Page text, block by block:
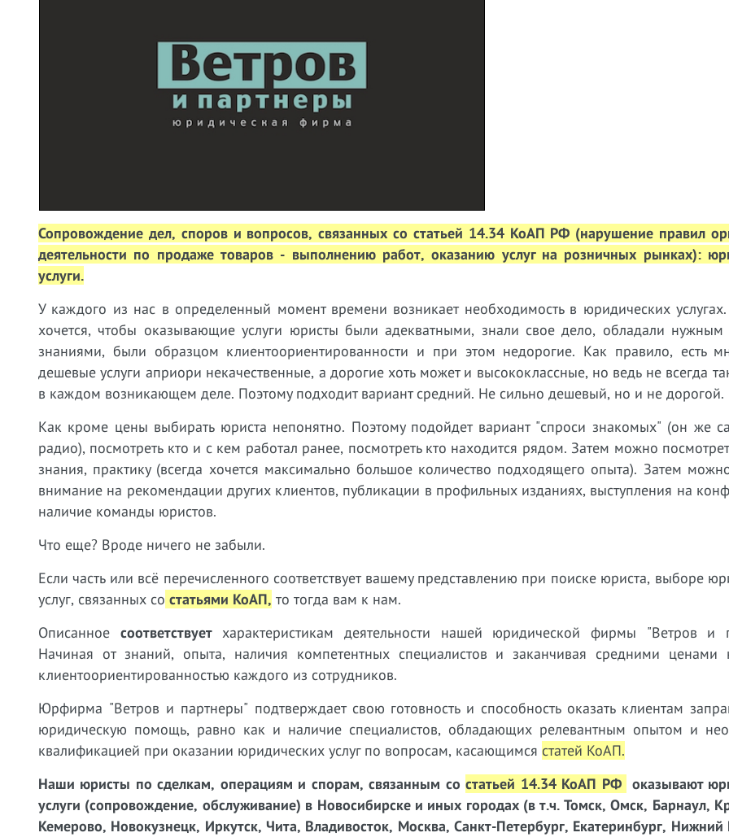
Сопровождение дел, споров и вопросов, связанных со статьей 14.34 КоАП РФ (нарушение правил
деятельности по продаже товаров - выполнению работ, оказанию услуг на розничных рынках):
услуги.
У каждого из нас в определенный момент времени возникает необходимость в юридических
хочется, чтобы оказывающие услуги юристы были адекватными, знали свое дело, обладали
знаниями, были образцом клиентоориентированности и при этом недорогие. Как правило, есть
дешевые услуги априори некачественные, а дорогие хоть может и высококлассные, но ведь не всегда
в каждом возникающем деле. Поэтому подходит вариант средний. Не сильно дешевый, но и не дорогой.
Как кроме цены выбирать юриста непонятно. Поэтому подойдет вариант "спроси знакомых" (он же
радио), посмотреть кто и с кем работал ранее, посмотреть кто находится рядом. Затем можно
знания, практику (всегда хочется максимально большое количество подходящего опыта). Затем
внимание на рекомендации других клиентов, публикации в профильных изданиях, выступления на
наличие команды юристов.
Что еще? Вроде ничего не забыли.
Если часть или всё перечисленного соответствует вашему представлению при поиске юриста, выборе
услуг, связанных со статьями КоАП, то тогда вам к нам.
Описанное соответствуетхарактеристикам деятельности нашей юридической фирмы "Ветров и
Начиная от знаний, опыта, наличия компетентных специалистов и заканчивая средними ценами
клиентоориентированностью каждого из сотрудников.
Юрфирма "Ветров и партнеры" подтверждает свою готовность и способность оказать клиентам
юридическую помощь, равно как и наличие специалистов, обладающих релевантным опытом и
квалификацией при оказании юридических услуг по вопросам, касающимся статей КоАП.
Наши юристы по сделкам, операциям и спорам, связанным состатьей 14.34 КоАП РФ оказывают
услуги (сопровождение, обслуживание) в Новосибирске и иных городах (в т.ч. Томск, Омск, Барнаул,
Кемерово, Новокузнецк, Иркутск, Чита, Владивосток, Москва, Санкт-Петербург, Екатеринбург, Нижний